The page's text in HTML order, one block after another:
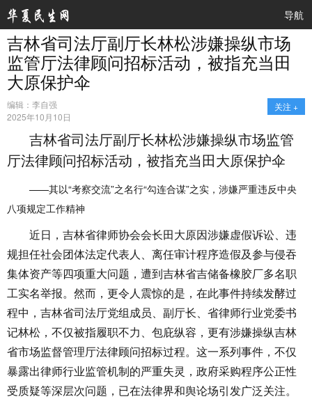
导航
吉林省司法厅副厅长林松涉嫌操纵市场
监管厅法律顾问招标活动，被指充当田
大原保护伞
编辑：李自强
2025年10月10日
关注 +
吉林省司法厅副厅长林松涉嫌操纵市场监管
厅法律顾问招标活动，被指充当田大原保护伞
——其以“考察交流”之名行“勾连合谋”之实，涉嫌严重违反中央
八项规定工作精神
近日，吉林省律师协会会长田大原因涉嫌虚假诉讼、违
规担任社会团体法定代表人、离任审计程序造假及参与侵吞
集体资产等四项重大问题，遭到吉林省吉储备橡胶厂多名职
工实名举报。然而，更令人震惊的是，在此事件持续发酵过
程中，吉林省司法厅党组成员、副厅长、省律师行业党委书
记林松，不仅被指履职不力、包庇纵容，更有涉嫌操纵吉林
省市场监督管理厅法律顾问招标过程。这一系列事件，不仅
暴露出律师行业监管机制的严重失灵，政府采购程序公正性
受质疑等深层次问题，已在法律界和舆论场引发广泛关注。